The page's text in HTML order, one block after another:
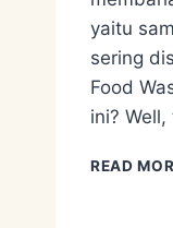
yaitu
sering
Food
ini?
READ